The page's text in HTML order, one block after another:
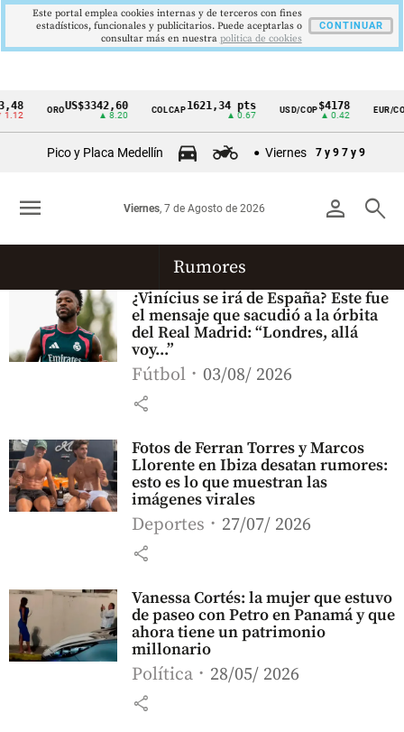
Cintillo
Colombia
OROUS$3342,60
▲ 8.20
COLCAP1621,34 pts
▲ 0.67
USD/COP$4178
▲ 0.42
EUR/COP
Pico y Placa Medellín Viernes 7 y 9 7 y 9
person search
Viernes, 7 de Agosto de 2026
menu
Rumores
¿Vinícius se irá de España? Este fue
el mensaje que sacudió a la órbita
del Real Madrid: “Londres, allá
voy...”
Fútbol 03/08/ 2026
share
Fotos de Ferran Torres y Marcos
Llorente en Ibiza desatan rumores:
esto es lo que muestran las
imágenes virales
Deportes 27/07/ 2026
share
Vanessa Cortés: la mujer que estuvo
de paseo con Petro en Panamá y que
ahora tiene un patrimonio
millonario
Política 28/05/ 2026
share
Este portal emplea cookies internas y de terceros con fines
estadísticos, funcionales y publicitarios. Puede aceptarlas o
consultar más en nuestra politica de cookies
CONTINUAR